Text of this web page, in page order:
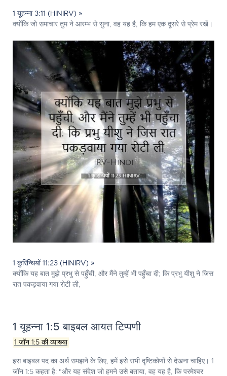
1 यूहन्ना 3:11 (HINIRV) »
क्योंकि जो समाचार तुम ने आरम्भ से सुना, वह यह है, कि हम एक दूसरे से प्रेम रखें।
1 कुरिन्थियों 11:23 (HINIRV) »
क्योंकि यह बात मुझे प्रभु से पहुँची, और मैंने तुम्हें भी पहुँचा दी; कि प्रभु यीशु ने जिस
रात पकड़वाया गया रोटी ली,
1 यूहन्ना 1:5 बाइबल आयत टिप्पणी
1 जॉन 1:5 की व्याख्या
इस बाइबल पद का अर्थ समझने के लिए, हमें इसे सभी दृष्टिकोणों से देखना चाहिए। 1
जॉन 1:5 कहता है: "और यह संदेश जो हमने उसे बताया, वह यह है, कि परमेश्वर